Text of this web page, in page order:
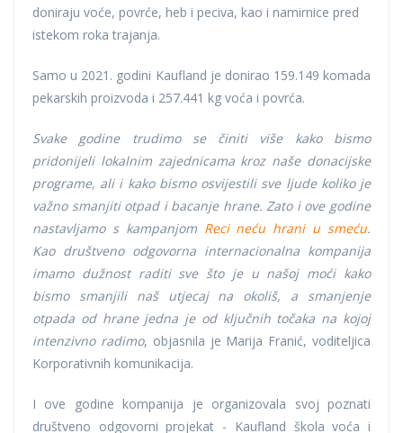
doniraju voće, povrće, heb i peciva, kao i namirnice pred
istekom roka trajanja.
Samo u 2021. godini Kaufland je donirao 159.149 komada
pekarskih proizvoda i 257.441 kg voća i povrća.
Svake godine trudimo se činiti više kako bismo
pridonijeli lokalnim zajednicama kroz naše donacijske
programe, ali i kako bismo osvijestili sve ljude koliko je
važno smanjiti otpad i bacanje hrane. Zato i ove godine
nastavljamo s kampanjom Reci neću hrani u smeću.
Kao društveno odgovorna internacionalna kompanija
imamo dužnost raditi sve što je u našoj moći kako
bismo smanjili naš utjecaj na okoliš, a smanjenje
otpada od hrane jedna je od ključnih točaka na kojoj
intenzivno radimo, objasnila je Marija Franić, voditeljica
Korporativnih komunikacija.
I ove godine kompanija je organizovala svoj poznati
društveno odgovorni projekat - Kaufland škola voća i